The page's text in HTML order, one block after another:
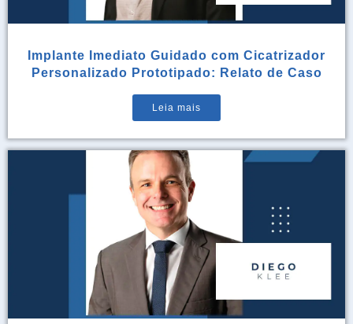
Implante Imediato Guidado com Cicatrizador
Personalizado Prototipado: Relato de Caso
Leia mais